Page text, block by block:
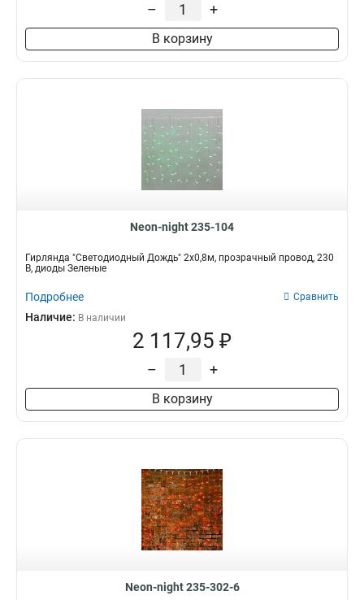
– +
В корзину
Neon-night 235-104
Гирлянда "Светодиодный Дождь" 2x0,8м, прозрачный провод, 230
В, диоды Зеленые
Подробнее Сравнить
Наличие: В наличии
2 117,95 ₽
– +
В корзину
Neon-night 235-302-6